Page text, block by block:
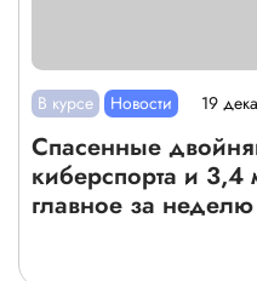
В курсе Новости 19
Спасенные
киберспорта и 3,4
главное за